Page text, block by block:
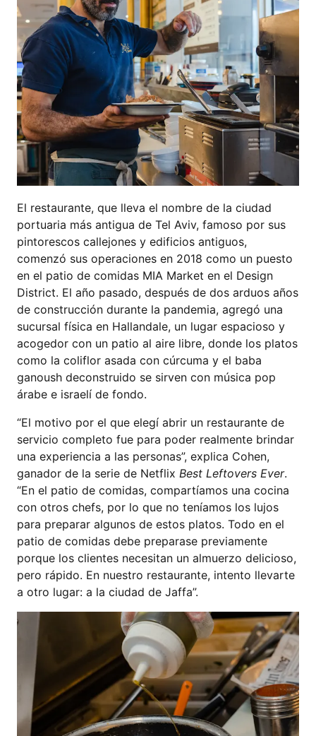
El restaurante, que lleva el nombre de la ciudad
portuaria más antigua de Tel Aviv, famoso por sus
pintorescos callejones y edificios antiguos,
comenzó sus operaciones en 2018 como un puesto
en el patio de comidas MIA Market en el Design
District. El año pasado, después de dos arduos años
de construcción durante la pandemia, agregó una
sucursal física en Hallandale, un lugar espacioso y
acogedor con un patio al aire libre, donde los platos
como la coliflor asada con cúrcuma y el baba
ganoush deconstruido se sirven con música pop
árabe e israelí de fondo.
“El motivo por el que elegí abrir un restaurante de
servicio completo fue para poder realmente brindar
una experiencia a las personas”, explica Cohen,
ganador de la serie de Netflix Best Leftovers Ever.
“En el patio de comidas, compartíamos una cocina
con otros chefs, por lo que no teníamos los lujos
para preparar algunos de estos platos. Todo en el
patio de comidas debe preparase previamente
porque los clientes necesitan un almuerzo delicioso,
pero rápido. En nuestro restaurante, intento llevarte
a otro lugar: a la ciudad de Jaffa”.